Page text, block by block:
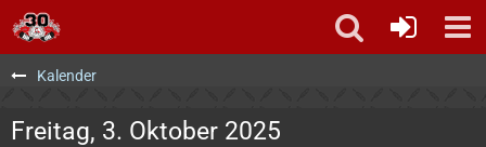
Kalender
Freitag, 3. Oktober 2025